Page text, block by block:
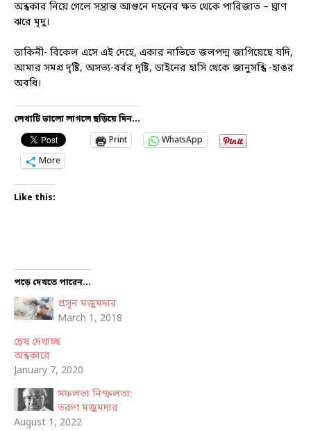
অন্ধকার নিয়ে গেলে সম্ভ্রান্ত আগুনে দহনের ক্ষত থেকে পারিজাত – ঘ্রাণ
ঝরে মৃদু।
ডাকিনী- বিকেল এসে এই দেহে, একার নাভিতে জলপদ্ম জাগিয়েছে যদি,
আমার সমগ্র দৃষ্টি, অসভ্য-বর্বর দৃষ্টি, ডাইনের হাসি থেকে জানুসন্ধি -হাঙর
অবধি।
লেখাটি ভালো লাগলে ছড়িয়ে দিন...
Print
WhatsApp
More
Like this:
পড়ে দেখতে পারেন...
প্রসূন মজুমদার
March 1, 2018
দ্বেষ দেখাচ্ছ
অন্ধকারে
January 7, 2020
সফলতা নিস্ফলতা:
তরুণ মজুমদার
August 1, 2022